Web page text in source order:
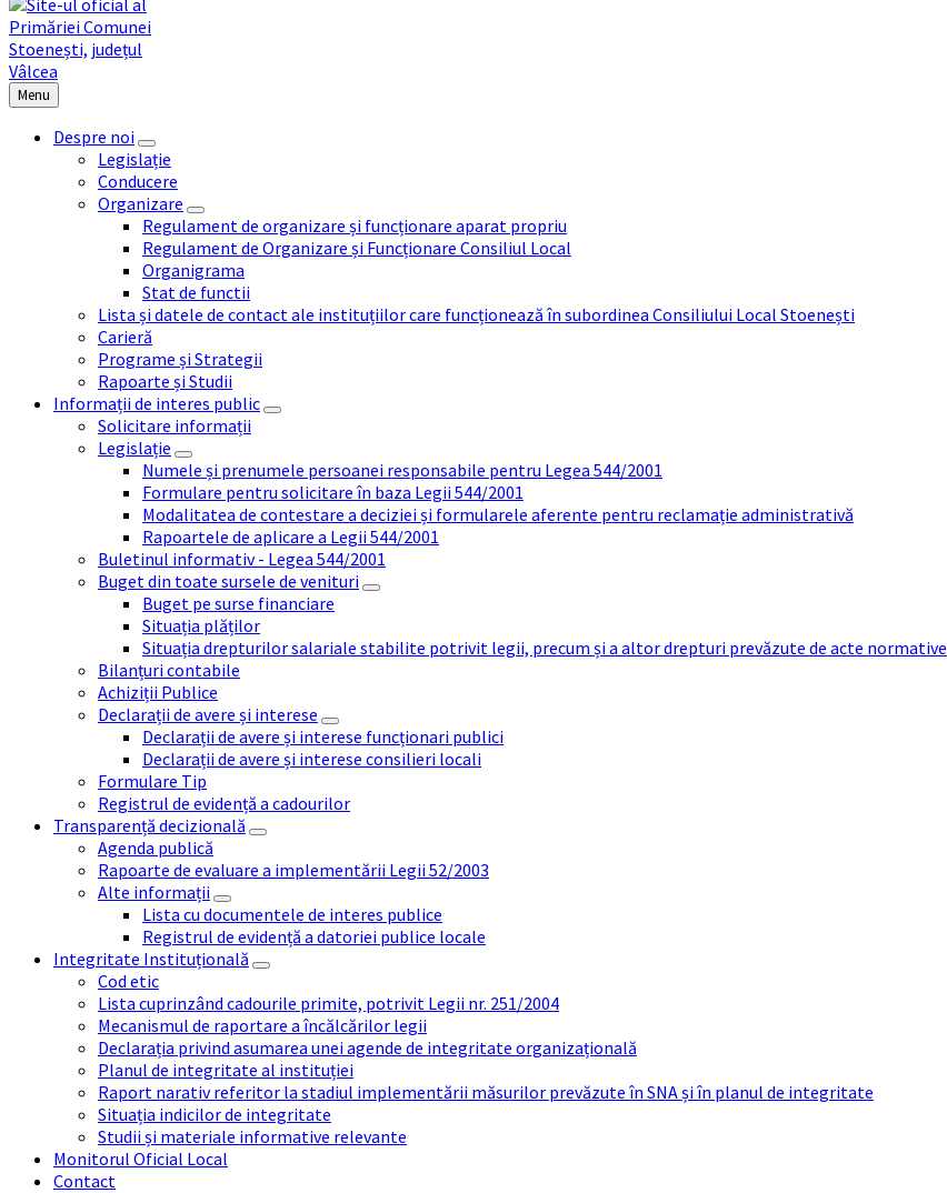
Menu
Despre noi
Legislație
Conducere
Organizare
Regulament de organizare și funcționare aparat propriu
Regulament de Organizare și Funcționare Consiliul Local
Organigrama
Stat de functii
Lista și datele de contact ale instituțiilor care funcționează în subordinea Consiliului Local Stoenești
Carieră
Programe și Strategii
Rapoarte și Studii
Informații de interes public
Solicitare informații
Legislație
Numele și prenumele persoanei responsabile pentru Legea 544/2001
Formulare pentru solicitare în baza Legii 544/2001
Modalitatea de contestare a deciziei și formularele aferente pentru reclamație administrativă
Rapoartele de aplicare a Legii 544/2001
Buletinul informativ - Legea 544/2001
Buget din toate sursele de venituri
Buget pe surse financiare
Situația plăților
Situația drepturilor salariale stabilite potrivit legii, precum și a altor drepturi prevăzute de acte normative
Bilanțuri contabile
Achiziții Publice
Declarații de avere și interese
Declarații de avere și interese funcționari publici
Declarații de avere și interese consilieri locali
Formulare Tip
Registrul de evidență a cadourilor
Transparență decizională
Agenda publică
Rapoarte de evaluare a implementării Legii 52/2003
Alte informații
Lista cu documentele de interes publice
Registrul de evidență a datoriei publice locale
Integritate Instituțională
Cod etic
Lista cuprinzând cadourile primite, potrivit Legii nr. 251/2004
Mecanismul de raportare a încălcărilor legii
Declarația privind asumarea unei agende de integritate organizațională
Planul de integritate al instituției
Raport narativ referitor la stadiul implementării măsurilor prevăzute în SNA și în planul de integritate
Situația indicilor de integritate
Studii și materiale informative relevante
Monitorul Oficial Local
Contact